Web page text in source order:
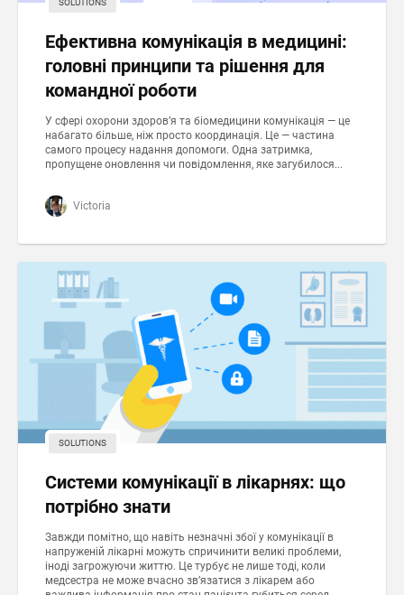
SOLUTIONS
Ефективна комунікація в медицині:
головні принципи та рішення для
командної роботи
У сфері охорони здоров’я та біомедицини комунікація — це
набагато більше, ніж просто координація. Це — частина
самого процесу надання допомоги. Одна затримка,
пропущене оновлення чи повідомлення, яке загубилося...
Victoria
SOLUTIONS
Системи комунікації в лікарнях: що
потрібно знати
Завжди помітно, що навіть незначні збої у комунікації в
напруженій лікарні можуть спричинити великі проблеми,
іноді загрожуючи життю. Це турбує не лише тоді, коли
медсестра не може вчасно зв’язатися з лікарем або